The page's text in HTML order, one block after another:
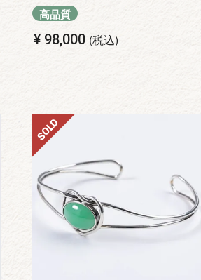
高品質
¥ 98,000 税込
SOLD